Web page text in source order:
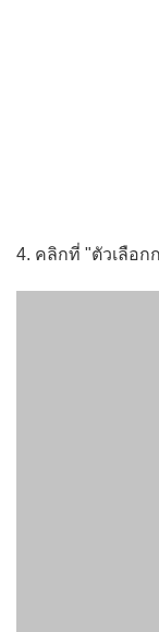
4. คลิกที่ "ตัวเลือ